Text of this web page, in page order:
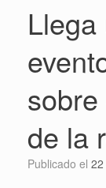
de la
Publicado el